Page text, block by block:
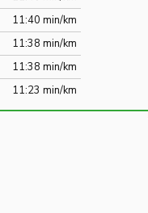
11:40 min/km
11:38 min/km
11:38 min/km
11:23 min/km